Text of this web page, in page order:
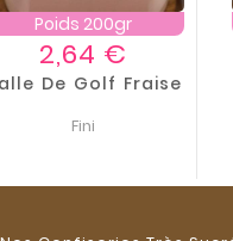
Poids 200gr
Prix
2,64 €
De Golf Fraise
Fini